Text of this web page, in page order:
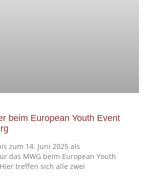
beim European Youth Event
zum 14. Juni 2025 als
das MWG beim European Youth
treffen sich alle zwei